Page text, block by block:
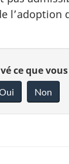
l’adoption
ce que
Non